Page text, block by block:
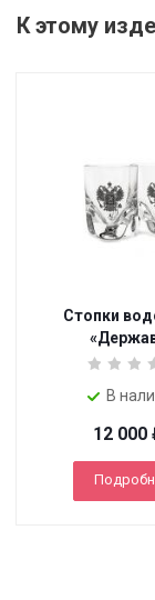
К этому
Стопки
В
12 000